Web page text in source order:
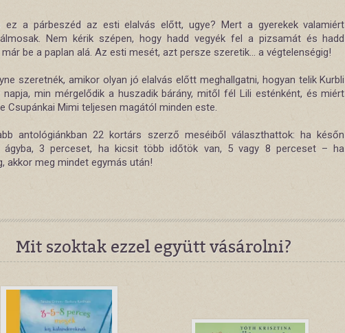
ez a párbeszéd az esti elalvás előtt, ugye? Mert a gyerekek valamiért
Nem kérik szépen, hogy hadd vegyék fel a pizsamát és hadd
már be a paplan alá. Az esti mesét, azt persze szeretik… a végtelenségig!
szeretnék, amikor olyan jó elalvás előtt meghallgatni, hogyan telik Kurbli
napja, min mérgelődik a huszadik bárány, mitől fél Lili esténként, és miért
Csupánkai Mimi teljesen magától minden este.
antológiánkban 22 kortárs szerző meséiből választhattok: ha későn
ágyba, 3 perceset, ha kicsit több időtök van, 5 vagy 8 perceset – ha
akkor meg mindet egymás után!
Mit szoktak ezzel együtt vásárolni?